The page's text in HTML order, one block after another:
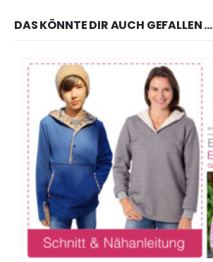
DAS KÖNNTE DIR AUCH GEFALLEN …